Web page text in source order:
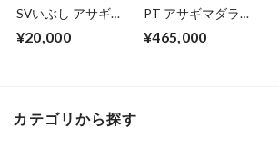
SVいぶし アサギマ
オーダー】ガーネッ
¥20,000
PT アサギマダラの
¥465,000
カテゴリから探す